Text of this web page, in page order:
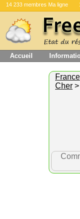
14 233 membres Ma ligne
Accueil
France
Cher